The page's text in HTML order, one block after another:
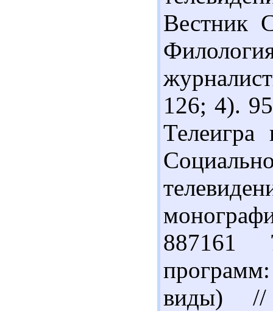
Вестник
126; 4).
887161
виды)